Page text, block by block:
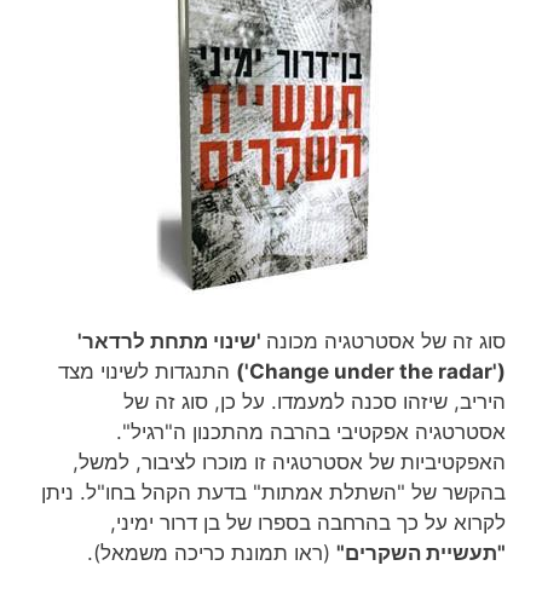
סוג זה של אסטרטגיה מכונה 'שינוי מתחת לרדאר'
('Change under the radar')
התנגדות לשינוי מצד
היריב, שיזהו סכנה למעמדו. על כן, סוג זה של
אסטרטגיה אפקטיבי בהרבה מהתכנון ה"רגיל".
האפקטיביות של אסטרטגיה זו מוכרו לציבור, למשל,
בהקשר של "השתלת אמתות" בדעת הקהל בחו"ל. ניתן
לקרוא על כך בהרחבה בספרו של בן דרור ימיני,
"תעשיית השקרים" (ראו תמונת כריכה משמאל).